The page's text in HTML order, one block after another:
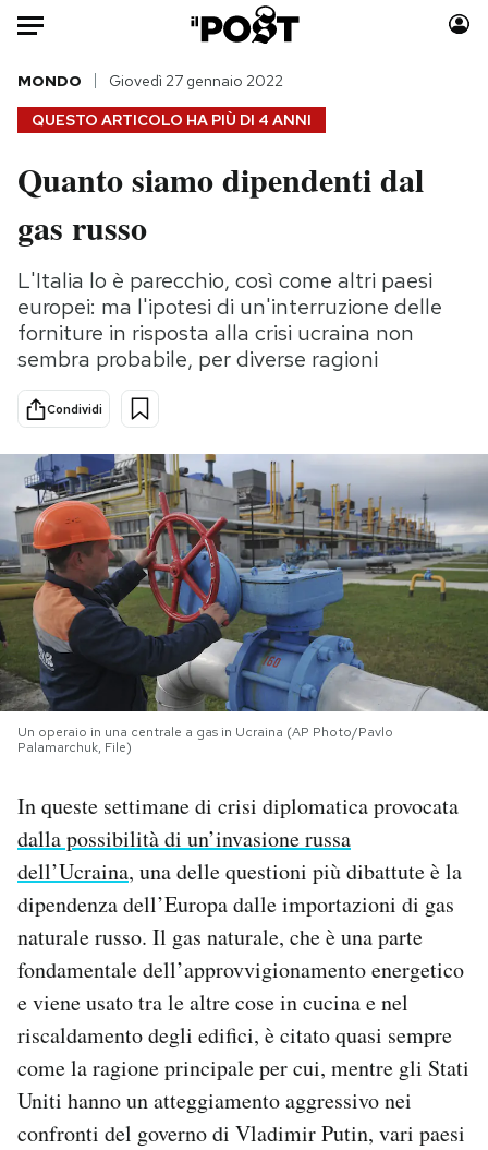
Auto
HOME
Italia
Politica
Tecnologia
Internet
Scienza
Cultura
Economia
Moda
Storie/Idee
Ok Boomer!
Media
Europa
PODCAST
NEWSLETTER
I MIEI PREFERITI
SHOP
CALENDARIO
Area Personale
Newsletter
Notifiche mobile
Hai bisogno di aiuto?
Esci
QUESTO ARTICOLO HA PIÙ DI 4 ANNI
MONDO Giovedì 27 gennaio 2022
Quanto siamo dipendenti dal
gas russo
L'Italia lo è parecchio, così come altri paesi
europei: ma l'ipotesi di un'interruzione delle
forniture in risposta alla crisi ucraina non
sembra probabile, per diverse ragioni
Condividi
Un operaio in una centrale a gas in Ucraina (AP Photo/Pavlo
Palamarchuk, File)
In queste settimane di crisi diplomatica provocata
dalla possibilità di un’invasione russa
dell’Ucraina, una delle questioni più dibattute è la
dipendenza dell’Europa dalle importazioni di gas
naturale russo. Il gas naturale, che è una parte
fondamentale dell’approvvigionamento energetico
e viene usato tra le altre cose in cucina e nel
riscaldamento degli edifici, è citato quasi sempre
come la ragione principale per cui, mentre gli Stati
Uniti hanno un atteggiamento aggressivo nei
confronti del governo di Vladimir Putin, vari paesi